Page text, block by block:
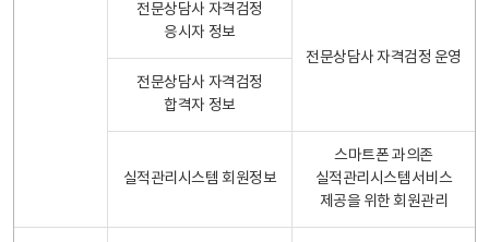
전문상담사 자격검정
응시자 정보
전문상담사 자격검정 운영
전문상담사 자격검정
합격자 정보
실적관리시스템 회원정보
스마트폰 과의존
실적관리시스템서비스
제공을 위한 회원관리